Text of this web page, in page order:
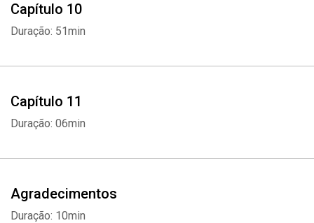
Capítulo 10
Duração: 51min
Capítulo 11
Duração: 06min
Agradecimentos
Duração: 10min